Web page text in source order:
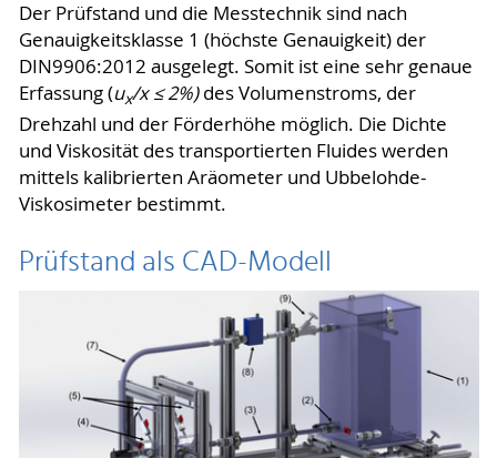
Der Prüfstand und die Messtechnik sind nach
Genauigkeitsklasse 1 (höchste Genauigkeit) der
DIN9906:2012 ausgelegt. Somit ist eine sehr genaue
Erfassung (ux/x≤ 2%)des Volumenstroms, der
Drehzahl und der Förderhöhe möglich. Die Dichte
und Viskosität des transportierten Fluides werden
mittels kalibrierten Aräometer und Ubbelohde-
Viskosimeter bestimmt.
Prüfstand als CAD-Modell